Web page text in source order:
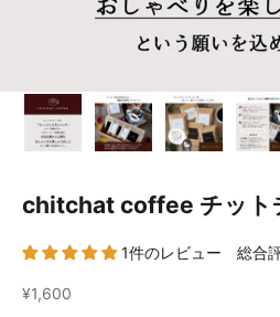
chitchat coffee チット
1件のレビュー 総合
セール価格
¥1,600